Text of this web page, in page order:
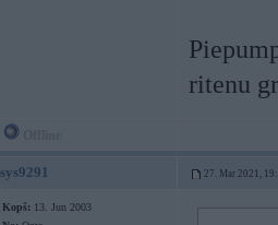
ritenu
sys9291 27. Mar 2021,
Kopš: 13. Jun 2003